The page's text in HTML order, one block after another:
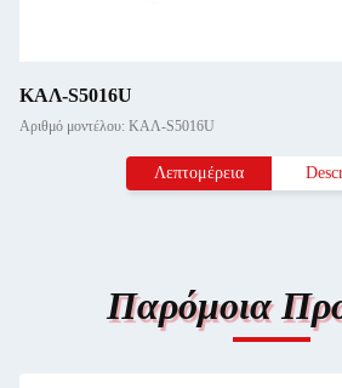
ΚΑΛ-S5016U
Αριθμό μοντέλου: ΚΑΛ-S5016U
Λεπτομέρεια
Παρόμοια